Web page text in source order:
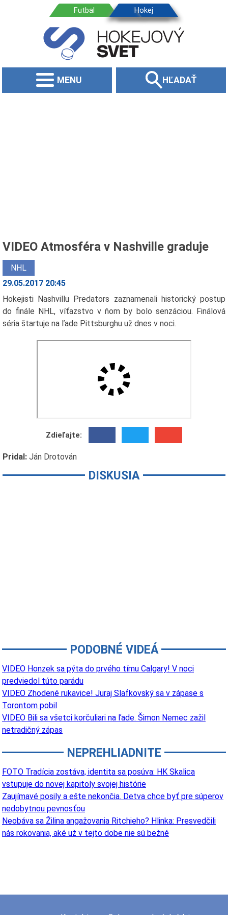
MENU HĽADAŤ
VIDEO Atmosféra v Nashville graduje
NHL
29.05.2017 20:45
Hokejisti Nashvillu Predators zaznamenali historický postup
do finále NHL, víťazstvo v ňom by bolo senzáciou. Finálová
séria štartuje na ľade Pittsburghu už dnes v noci.
Zdieľajte:
Pridal: Ján Drotován
DISKUSIA
PODOBNÉ VIDEÁ
VIDEO Honzek sa pýta do prvého tímu Calgary! V noci
predviedol túto parádu
VIDEO Zhodené rukavice! Juraj Slafkovský sa v zápase s
Torontom pobil
VIDEO Bili sa všetci korčuliari na ľade. Šimon Nemec zažil
netradičný zápas
NEPREHLIADNITE
FOTO Tradícia zostáva, identita sa posúva: HK Skalica
vstupuje do novej kapitoly svojej histórie
Zaujímavé posily a ešte nekončia. Detva chce byť pre súperov
nedobytnou pevnosťou
Neobáva sa Žilina angažovania Ritchieho? Hlinka: Presvedčili
nás rokovania, aké už v tejto dobe nie sú bežné